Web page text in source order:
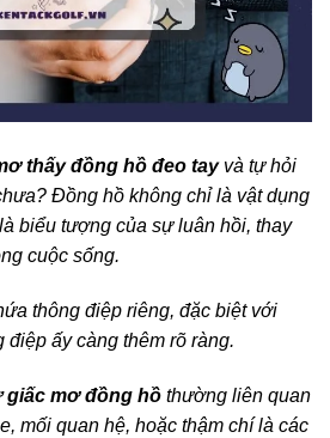
thấy đồng hồ đeo tayvà tự hỏi
Đồng hồ không chỉ là vật dụng
biểu tượng của sự luân hồi, thay
cuộc sống.
thông điệp riêng, đặc biệt với
điệp ấy càng thêm rõ ràng.
mơ đồng hồ thường liên quan
mối quan hệ, hoặc thậm chí là các